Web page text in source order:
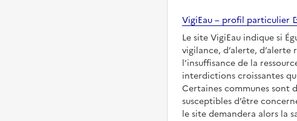
VigiEau – profil particulier
Le site VigiEau indique si
vigilance, d’alerte,
l’insuffisance de la
interdictions croissantes
Certaines communes sont
susceptibles d’être
le site demandera alors la